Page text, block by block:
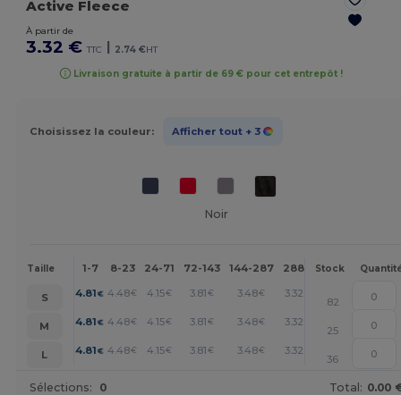
Active Fleece
À partir de
3.32 € TTC | 2.74 €HT
Livraison gratuite à partir de 69 € pour cet entrepôt !
Choisissez la couleur: Afficher tout + 3
Noir
Taille 1-7 8-23 24-71 72-143 144-287 288 + Plus
Stock
S 4.81 € 4.48€ 4.15€ 3.81€ 3.48€ 3.32 +
82
M
4.81 € 4.48€ 4.15€ 3.81€ 3.48€ 3.32 +
25
L
4.81 € 4.48€ 4.15€ 3.81€ 3.48€ 3.32 +
36
Sélections: 0 Total: 0.00